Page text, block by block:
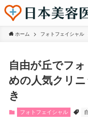
ホーム フォトフェイシャル
自由が丘でフ
めの人気クリ
き
フォトフェイシャル